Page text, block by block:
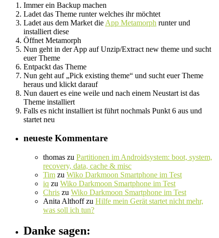
Immer ein Backup machen
Ladet das Theme runter welches ihr möchtet
Ladet aus dem Market die App Metamorph runter und
installiert diese
Öffnet Metamorph
Nun geht in der App auf Unzip/Extract new theme und sucht
euer Theme
Entpackt das Theme
Nun geht auf „Pick existing theme“ und sucht euer Theme
heraus und klickt darauf
Nun dauert es eine weile und nach einem Neustart ist das
Theme installiert
Falls es nicht installiert ist führt nochmals Punkt 6 aus und
startet neu
neueste Kommentare
thomas zu Partitionen im Androidsystem: boot, system,
recovery, data, cache & misc
Tim zu Wiko Darkmoon Smartphone im Test
iq zu Wiko Darkmoon Smartphone im Test
Chris zu Wiko Darkmoon Smartphone im Test
Anita Althoffzu Hilfe mein Gerät startet nicht mehr,
was soll ich tun?
Danke sagen: